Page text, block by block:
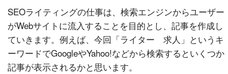
SEOライティングの仕事は、検索エンジンからユーザー
がWebサイトに流入することを目的とし、記事を作成し
ていきます。例えば、今回「ライター 求人」というキ
ーワードでGoogleやYahoo!などから検索するといくつか
記事が表示されるかと思います。